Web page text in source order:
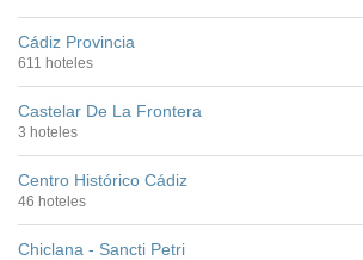
Cádiz Provincia
611 hoteles
Castelar De La Frontera
3 hoteles
Centro Histórico Cádiz
46 hoteles
Chiclana - Sancti Petri